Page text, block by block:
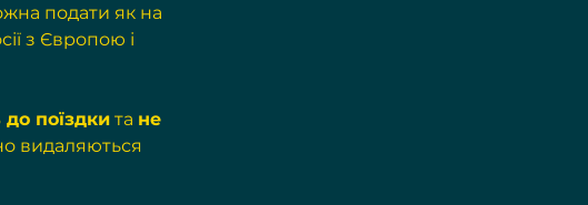
подати як на
з Європою і
поїздки та не
видаляються